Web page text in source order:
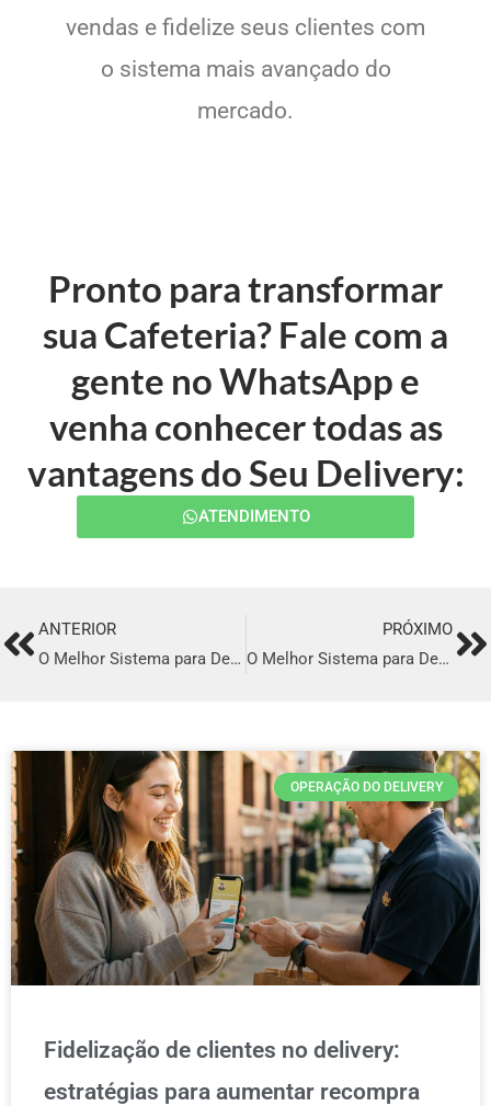
vendas e fidelize seus clientes com
o sistema mais avançado do
mercado.
Pronto para transformar
sua Cafeteria? Fale com a
gente no WhatsApp e
venha conhecer todas as
vantagens do Seu Delivery:
ATENDIMENTO
PrevANTERIOR
O Melhor Sistema para Delivery em Iguatu
PRÓXIMO
O Melhor Sistema para Delivery em Itaperuna
OPERAÇÃO DO DELIVERY
Fidelização de clientes no delivery:
estratégias para aumentar recompra